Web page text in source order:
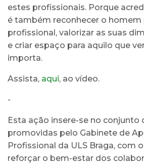
estes profissionais. Porque
é também reconhecer o homem
profissional, valorizar as suas
e criar espaço para aquilo que
importa.
Assista, aqui, ao vídeo.
-
Esta ação insere-se no conjunto
promovidas pelo Gabinete de
Profissional da ULS Braga, com
reforçar o bem-estar dos